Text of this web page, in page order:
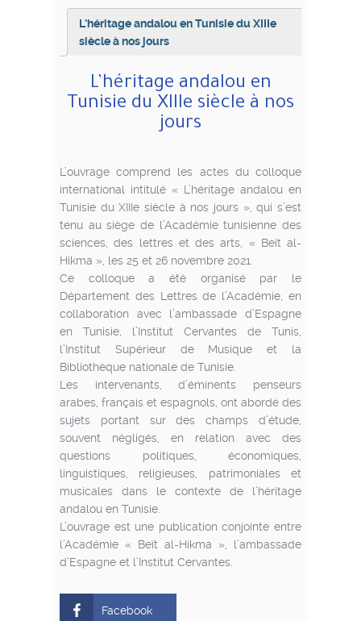
L’héritage andalou en Tunisie du XIIIe
siècle à nos jours
L’héritage andalou en
Tunisie du XIIIe siècle à nos
jours
L’ouvrage comprend les actes du colloque
international intitulé « L’héritage andalou en
Tunisie du XIIIe siècle à nos jours », qui s’est
tenu au siège de l’Académie tunisienne des
sciences, des lettres et des arts, « Beït al-
Hikma », les 25 et 26 novembre 2021.
Ce colloque a été organisé par le
Département des Lettres de l’Académie, en
collaboration avec l’ambassade d’Espagne
en Tunisie, l’Institut Cervantes de Tunis,
l’Institut Supérieur de Musique et la
Bibliothèque nationale de Tunisie.
Les intervenants, d’éminents penseurs
arabes, français et espagnols, ont abordé des
sujets portant sur des champs d’étude,
souvent négligés, en relation avec des
questions politiques, économiques,
linguistiques, religieuses, patrimoniales et
musicales dans le contexte de l’héritage
andalou en Tunisie.
L’ouvrage est une publication conjointe entre
l’Académie « Beït al-Hikma », l’ambassade
d’Espagne et l’Institut Cervantes.
Facebook